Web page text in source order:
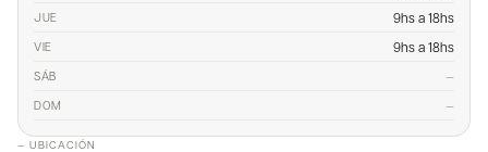
JUE 9hs a 18hs
VIE 9hs a 18hs
SÁB —
DOM —
— UBICACIÓN